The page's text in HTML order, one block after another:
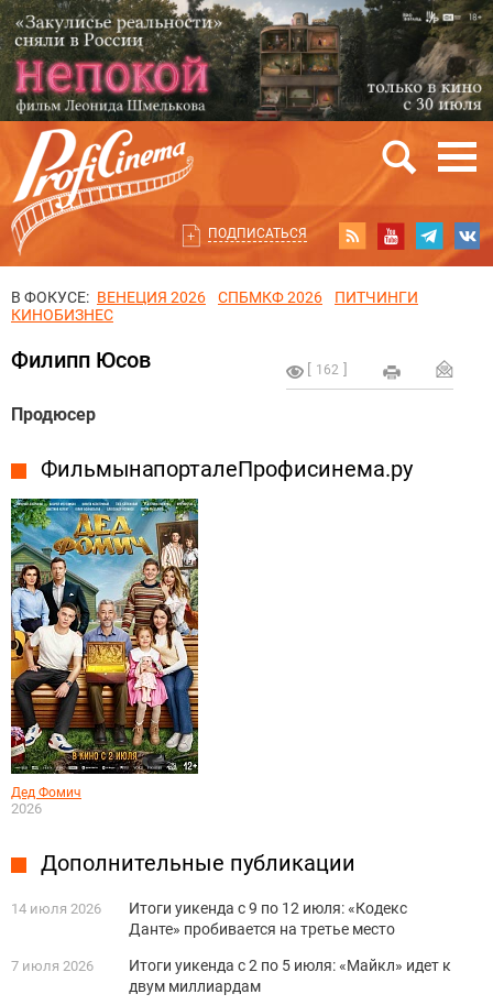
ПОДПИСАТЬСЯ
В ФОКУСЕ: ВЕНЕЦИЯ 2026 СПБМКФ 2026
ПИТЧИНГИ
КИНОБИЗНЕС
162
Филипп Юсов
Продюсер
Фильмы на портале Профисинема.ру
Дед Фомич
2026
Дополнительные публикации
14 июля 2026
Итоги уикенда с 9 по 12 июля: «Кодекс
Данте» пробивается на третье место
7 июля 2026
Итоги уикенда с 2 по 5 июля: «Майкл» идет к
двум миллиардам